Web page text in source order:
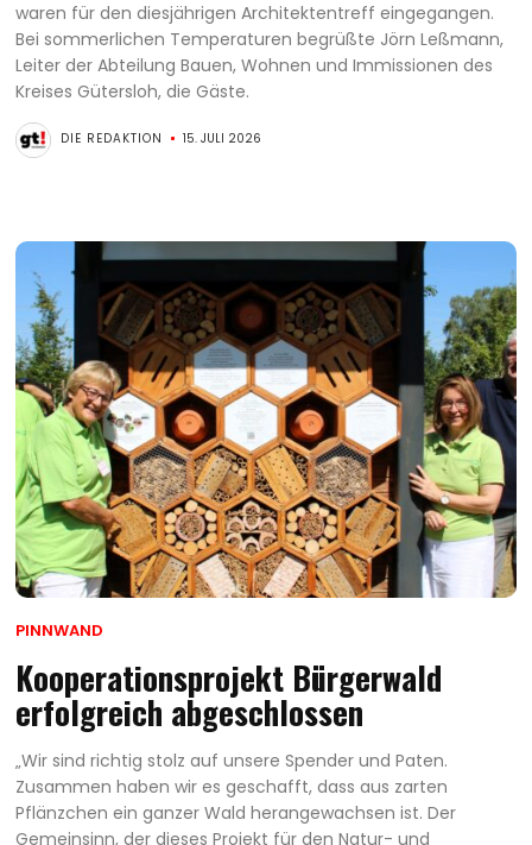
waren für den diesjährigen Architektentreff eingegangen.
Bei sommerlichen Temperaturen begrüßte Jörn Leßmann,
Leiter der Abteilung Bauen, Wohnen und Immissionen des
Kreises Gütersloh, die Gäste.
DIE REDAKTION 15. JULI 2026
PINNWAND
Kooperationsprojekt Bürgerwald
erfolgreich abgeschlossen
„Wir sind richtig stolz auf unsere Spender und Paten.
Zusammen haben wir es geschafft, dass aus zarten
Pflänzchen ein ganzer Wald herangewachsen ist. Der
Gemeinsinn, der dieses Projekt für den Natur- und